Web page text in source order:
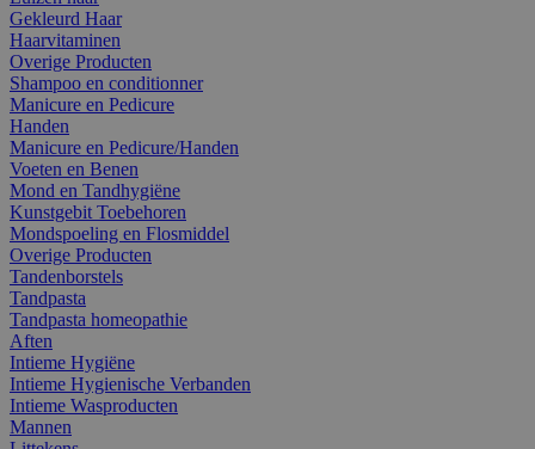
Gekleurd Haar
Haarvitaminen
Overige Producten
Shampoo en conditionner
Manicure en Pedicure
Handen
Manicure en Pedicure/Handen
Voeten en Benen
Mond en Tandhygiëne
Kunstgebit Toebehoren
Mondspoeling en Flosmiddel
Overige Producten
Tandenborstels
Tandpasta
Tandpasta homeopathie
Aften
Intieme Hygiëne
Intieme Hygienische Verbanden
Intieme Wasproducten
Mannen